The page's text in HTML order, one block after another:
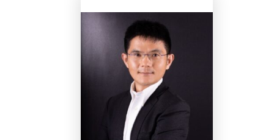
作為三個孩子的母親，她有兩個從西島中學畢業的孩子，
現在都在香港大學就讀，第三個孩子則在十年級。
作為英基學校協會（ESF）家長已有 17 多年，她覺得自
己是西島中學家庭的一部分。
Saman 加入了西島中學家長教師協會（WIS PTA），以